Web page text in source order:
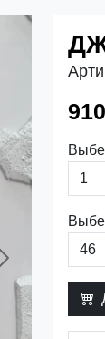
Next